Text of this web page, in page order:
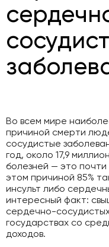
Во всем мире
причиной смерти
сосудистые
год, около 17,9
болезней — это
этом причиной 85%
инсульт либо
интересный факт:
сердечно-
государствах со
доходов.